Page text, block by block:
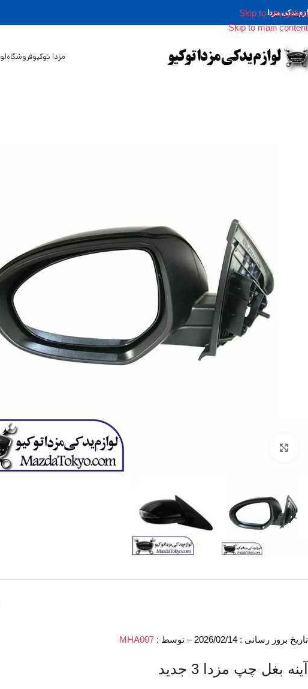
Skip to navigation
Skip to main content
یدکی مزدا
مزدا توکیوفروشگاه
تاریخ بروز رسانی : 2026/02/14 – توسط : MHA007
آینه بغل چپ مزدا 3 جدید